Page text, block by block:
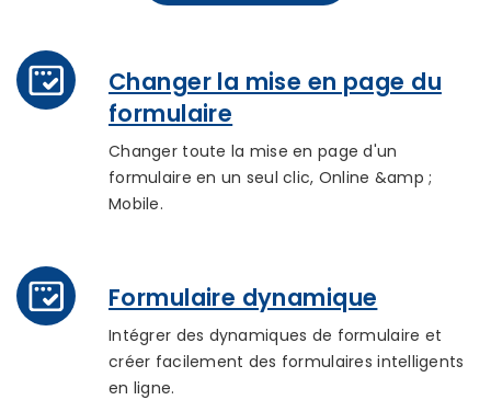
Changer la mise en page du
formulaire
Changer toute la mise en page d'un
formulaire en un seul clic, Online &amp ;
Mobile.
Formulaire dynamique
Intégrer des dynamiques de formulaire et
créer facilement des formulaires intelligents
en ligne.